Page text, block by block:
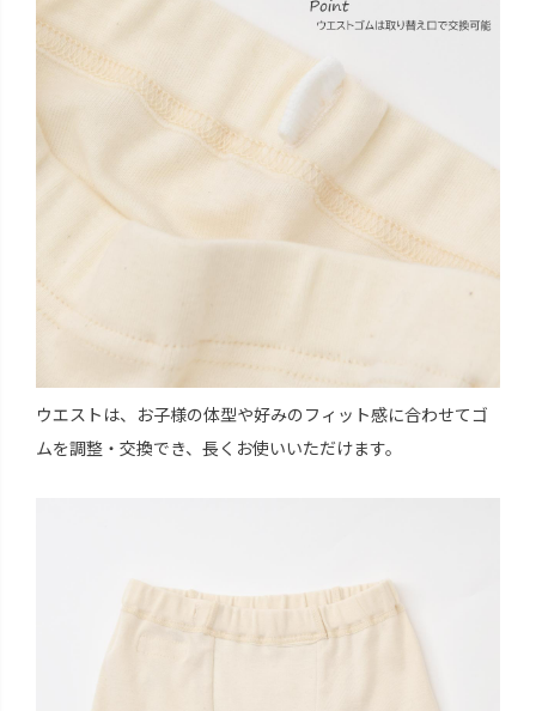
ウエストは、お子様の体型や好みのフィット感に合わせてゴ
ムを調整・交換でき、長くお使いいただけます。